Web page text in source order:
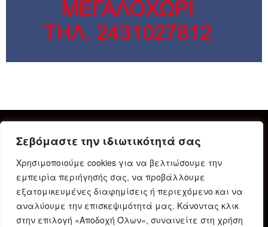
Σεβόμαστε την ιδιωτικότητά σας
Χρησιμοποιούμε cookies για να βελτιώσουμε την
εμπειρία περιήγησής σας, να προβάλλουμε
εξατομικευμένες διαφημίσεις ή περιεχόμενο και να
αναλύουμε την επισκεψιμότητά μας. Κάνοντας κλικ
στην επιλογή «Αποδοχή Όλων», συναινείτε στη χρήση
Δήλωση Συμμόρφωσης Ταυτότητα Όροι χρήσης